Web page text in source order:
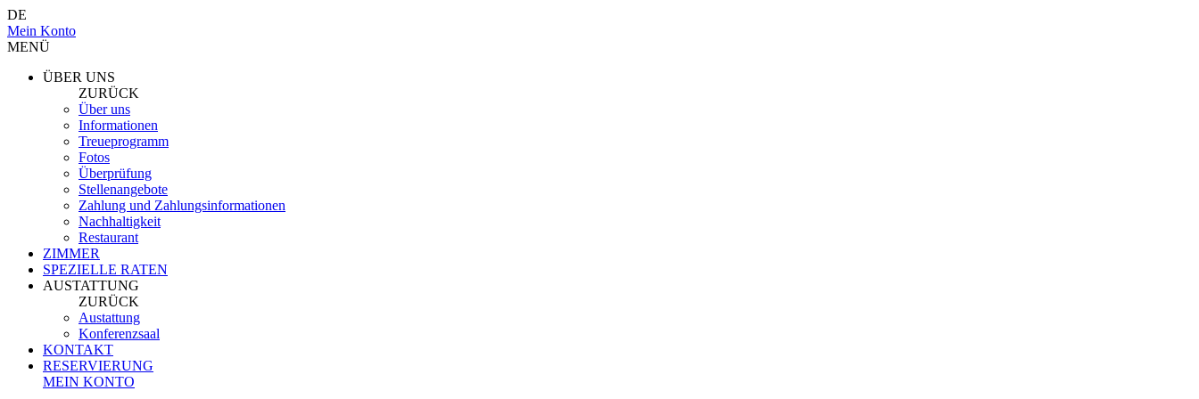
DE
Mein Konto
MENÜ
ÜBER UNS
ZURÜCK
Über uns
Informationen
Treueprogramm
Fotos
Überprüfung
Stellenangebote
Zahlung und Zahlungsinformationen
Nachhaltigkeit
Restaurant
ZIMMER
SPEZIELLE RATEN
AUSTATTUNG
ZURÜCK
Austattung
Konferenzsaal
KONTAKT
RESERVIERUNG
MEIN KONTO